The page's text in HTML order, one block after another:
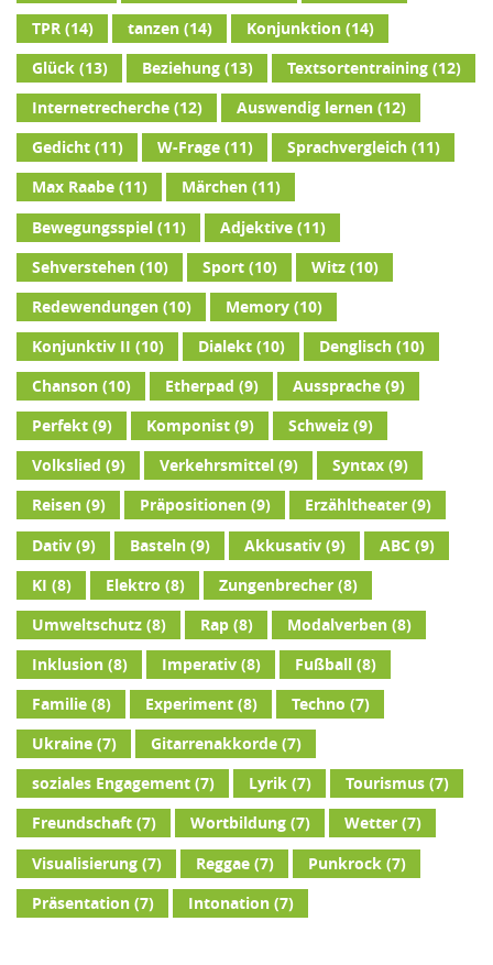
TPR(14) tanzen(14) Konjunktion(14)
Glück(13) Beziehung(13) Textsortentraining(12)
Internetrecherche(12) Auswendig lernen(12)
Gedicht(11) W-Frage(11) Sprachvergleich(11)
Max Raabe(11) Märchen(11)
Bewegungsspiel(11) Adjektive(11)
Sehverstehen(10) Sport(10) Witz(10)
Redewendungen(10) Memory(10)
Konjunktiv II (10) Dialekt(10) Denglisch(10)
Chanson(10) Etherpad (9) Aussprache(9)
Perfekt(9) Komponist(9) Schweiz(9)
Volkslied (9) Verkehrsmittel (9) Syntax(9)
Reisen(9) Präpositionen(9) Erzähltheater(9)
Dativ(9) Basteln(9) Akkusativ(9) ABC (9)
KI (8) Elektro (8) Zungenbrecher(8)
Umweltschutz(8) Rap(8) Modalverben(8)
Inklusion(8) Imperativ(8) Fußball(8)
Familie(8) Experiment(8) Techno (7)
Ukraine(7) Gitarrenakkorde(7)
soziales Engagement(7) Lyrik(7) Tourismus(7)
Freundschaft(7) Wortbildung(7) Wetter(7)
Visualisierung(7) Reggae(7) Punkrock(7)
Präsentation(7) Intonation(7)